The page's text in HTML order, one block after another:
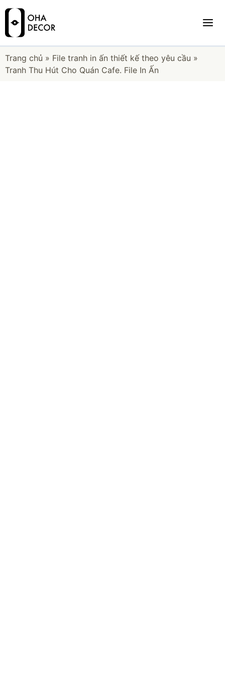
Trang chủ » File tranh in ấn thiết kế theo yêu cầu »
Tranh Thu Hút Cho Quán Cafe. File In Ấn